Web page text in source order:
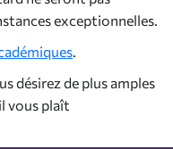
exceptionnelles.
.
désirez de plus amples
vous plaît